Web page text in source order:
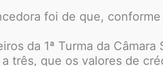
foi de que,
da 1ª Turma da
três, que os valores de